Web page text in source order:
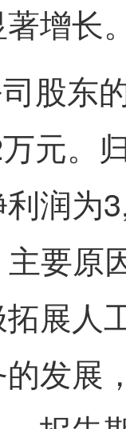
增长
股东
元。
润为
要原
展人
发展